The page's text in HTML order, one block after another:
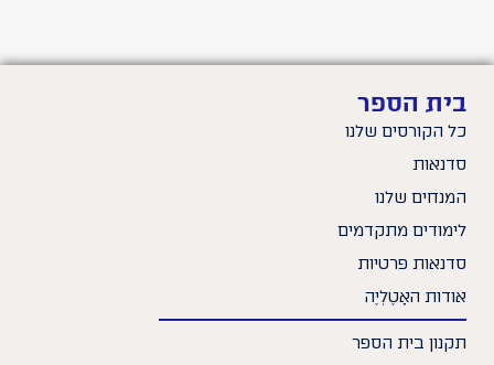
בית הספר
כל הקורסים שלנו
סדנאות
המנחים שלנו
לימודים מתקדמים
סדנאות פרטיות
אודות האָטֶלְיֶה
תקנון בית הספר